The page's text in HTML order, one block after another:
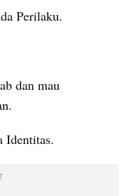
Perilaku.
dan mau
Identitas.